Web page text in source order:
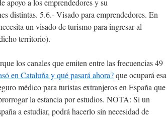
apoyo a los emprendedores y su
distintas. 5.6.- Visado para emprendedores. En
un visado de turismo para ingresar al
territorio).
los canales que emiten entre las frecuencias 49
en Cataluña y qué pasará ahora?que ocupará esa
médico para turistas extranjeros en España que
la estancia por estudios. NOTA: Si un
a estudiar, podrá hacerlo sin necesidad de